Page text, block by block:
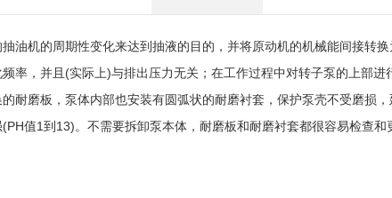
油机的周期性变化来达到抽液的目的，并将原动机的机械能间接转
率，并且(实际上)与排出压力无关；在工作过程中对转子泵的上部
耐磨板，泵体内部也安装有圆弧状的耐磨衬套，保护泵壳不受磨损
值1到13)。不需要拆卸泵本体，耐磨板和耐磨衬套都很容易检查和